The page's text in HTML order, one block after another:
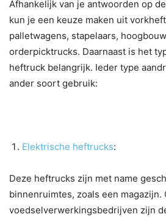
Afhankelijk van je antwoorden op
kun je een keuze maken uit
palletwagens, stapelaars,
orderpicktrucks. Daarnaast is het
heftruck belangrijk. Ieder type
ander soort gebruik:
Elektrische heftrucks:
Deze heftrucks zijn met name
binnenruimtes, zoals een magazijn.
voedselverwerkingsbedrijven zijn